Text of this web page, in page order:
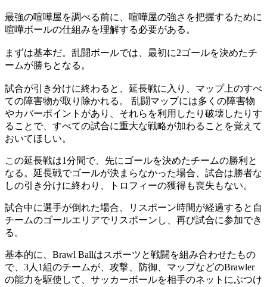
最強の喧嘩屋を調べる前に、喧嘩屋の強さを把握するために
喧嘩ボールの仕組みを理解する必要がある。
まずは基本だ。乱闘ボールでは、最初に2ゴールを決めたチ
ームが勝ちとなる。
試合が引き分けに終わると、延長戦に入り、マップ上のすべ
ての障害物が取り除かれる。 乱闘マップには多くの障害物
やカバーポイントがあり、それらを利用したり破壊したりす
ることで、すべての試合に重大な戦略が加わることを覚えて
おいてほしい。
この延長戦は1分間で、先にゴールを決めたチームの勝利と
なる。延長戦でゴールが決まらなかった場合、試合は勝者な
しの引き分けに終わり、トロフィーの獲得も喪失もない。
試合中に選手が倒れた場合、リスポーン時間が経過すると自
チームのゴールエリアでリスポーンし、再び試合に参加でき
る。
基本的に、Brawl Ballはスポーツと戦闘を組み合わせたもの
で、3人1組のチームが、攻撃、防御、マップなどのBrawler
の能力を駆使して、サッカーボールを相手のネットにぶつけ